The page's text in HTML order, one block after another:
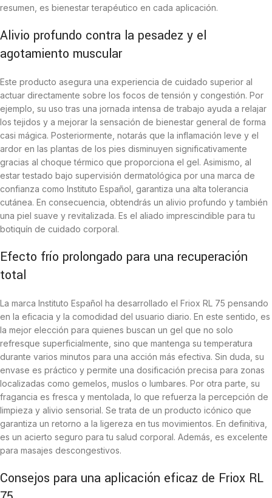
resumen, es bienestar terapéutico en cada aplicación.
Alivio profundo contra la pesadez y el
agotamiento muscular
Este producto asegura una experiencia de cuidado superior al
actuar directamente sobre los focos de tensión y congestión. Por
ejemplo, su uso tras una jornada intensa de trabajo ayuda a relajar
los tejidos y a mejorar la sensación de bienestar general de forma
casi mágica. Posteriormente, notarás que la inflamación leve y el
ardor en las plantas de los pies disminuyen significativamente
gracias al choque térmico que proporciona el gel. Asimismo, al
estar testado bajo supervisión dermatológica por una marca de
confianza como Instituto Español, garantiza una alta tolerancia
cutánea. En consecuencia, obtendrás un alivio profundo y también
una piel suave y revitalizada. Es el aliado imprescindible para tu
botiquín de cuidado corporal.
Efecto frío prolongado para una recuperación
total
La marca Instituto Español ha desarrollado el Friox RL 75 pensando
en la eficacia y la comodidad del usuario diario. En este sentido, es
la mejor elección para quienes buscan un gel que no solo
refresque superficialmente, sino que mantenga su temperatura
durante varios minutos para una acción más efectiva. Sin duda, su
envase es práctico y permite una dosificación precisa para zonas
localizadas como gemelos, muslos o lumbares. Por otra parte, su
fragancia es fresca y mentolada, lo que refuerza la percepción de
limpieza y alivio sensorial. Se trata de un producto icónico que
garantiza un retorno a la ligereza en tus movimientos. En definitiva,
es un acierto seguro para tu salud corporal. Además, es excelente
para masajes descongestivos.
Consejos para una aplicación eficaz de Friox RL